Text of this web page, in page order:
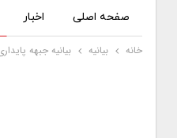
صفحه اصلی اخبار
خانه بیانیه بیانیه جبهه